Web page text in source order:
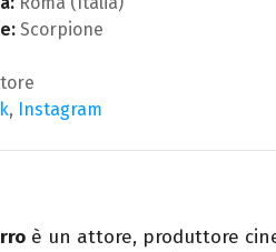
Scorpione
, Instagram
è un attore, produttore